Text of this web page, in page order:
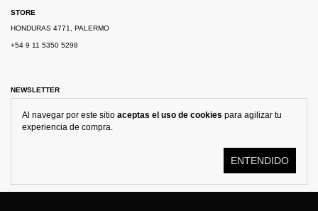
Al navegar por este sitio aceptas el uso de cookies para agilizar tu
experiencia de compra.
ENTENDIDO
STORE
HONDURAS 4771, PALERMO
+54 9 11 5350 5298
NEWSLETTER